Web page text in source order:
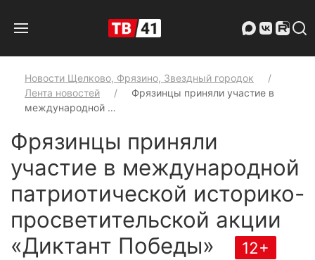
Новости Щелково, Фрязино, Звездный городок
Лента новостей
Фрязинцы приняли участие в
международной …
Фрязинцы приняли
участие в международной
патриотической историко-
просветительской акции
«Диктант Победы»
12+